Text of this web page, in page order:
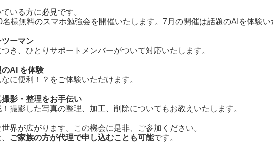
いる方に必見です。
名様無料のスマホ勉強会を開催いたします。7月の開催は話題のAIを体験い
ツーマン
き、ひとりサポートメンバーがついて対応いたします。
のAI を体験
に便利！？をご体験いただけます。
撮影・整理をお手伝い
！撮影した写真の整理、加工、削除についてもお教えいたします。
界が広がります。この機会に是非、ご参加ください。
ご家族の方が代理で申し込むことも可能です。